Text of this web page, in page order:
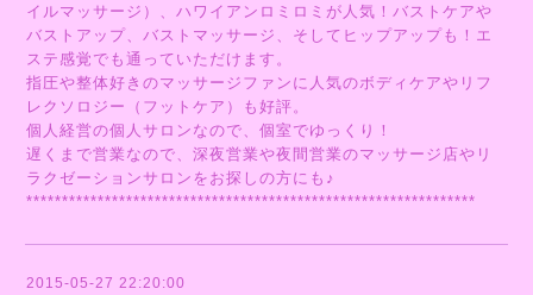
イルマッサージ）、ハワイアンロミロミが人気！バストケアや
バストアップ、バストマッサージ、そしてヒップアップも！エ
ステ感覚でも通っていただけます。
指圧や整体好きのマッサージファンに人気のボディケアやリフ
レクソロジー（フットケア）も好評。
個人経営の個人サロンなので、個室でゆっくり！
遅くまで営業なので、深夜営業や夜間営業のマッサージ店やリ
ラクゼーションサロンをお探しの方にも♪
***************************************************************
2015-05-27 22:20:00